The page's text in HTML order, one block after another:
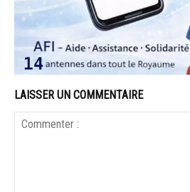
LAISSER UN COMMENTAIRE